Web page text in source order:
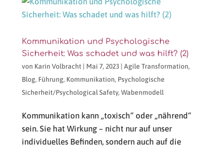
Kommunikation und Psychologische
Sicherheit: Was schadet und was hilft? (2)
von Karin Volbracht| Mai 7, 2023| Agile Transformation,
Blog, Führung, Kommunikation, Psychologische
Sicherheit/Psychological Safety, Wabenmodell
Kommunikation kann „toxisch“ oder „nährend“
sein. Sie hat Wirkung – nicht nur auf unser
individuelles Befinden, sondern auch auf die